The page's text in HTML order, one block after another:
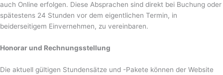
auch Online erfolgen. Diese Absprachen sind direkt bei Buchung oder
spätestens 24 Stunden vor dem eigentlichen Termin, in
beiderseitigem Einvernehmen, zu vereinbaren.
Honorar und Rechnungsstellung
Die aktuell gültigen Stundensätze und -Pakete können der Website